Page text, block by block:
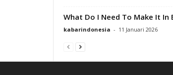
What Do I Need To Make It In
kabarindonesia - 11 Januari 2026